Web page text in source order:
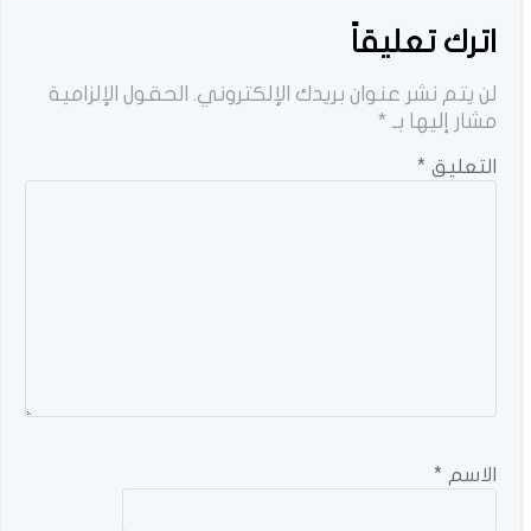
اترك تعليقاً
لن يتم نشر عنوان بريدك الإلكتروني. الحقول الإلزامية
مشار إليها بـ *
التعليق *
الاسم *